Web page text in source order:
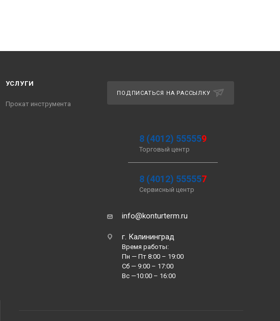
УСЛУГИ
Прокат инструмента
ПОДПИСАТЬСЯ НА РАССЫЛКУ
8 (4012) 555559
Торговый центр
8 (4012) 555557
Сервисный центр
info@konturterm.ru
г. Калининград
Время работы:
Пн — Пт 8:00 – 19:00
Сб — 9:00 – 17:00
Вс —10:00 – 16:00